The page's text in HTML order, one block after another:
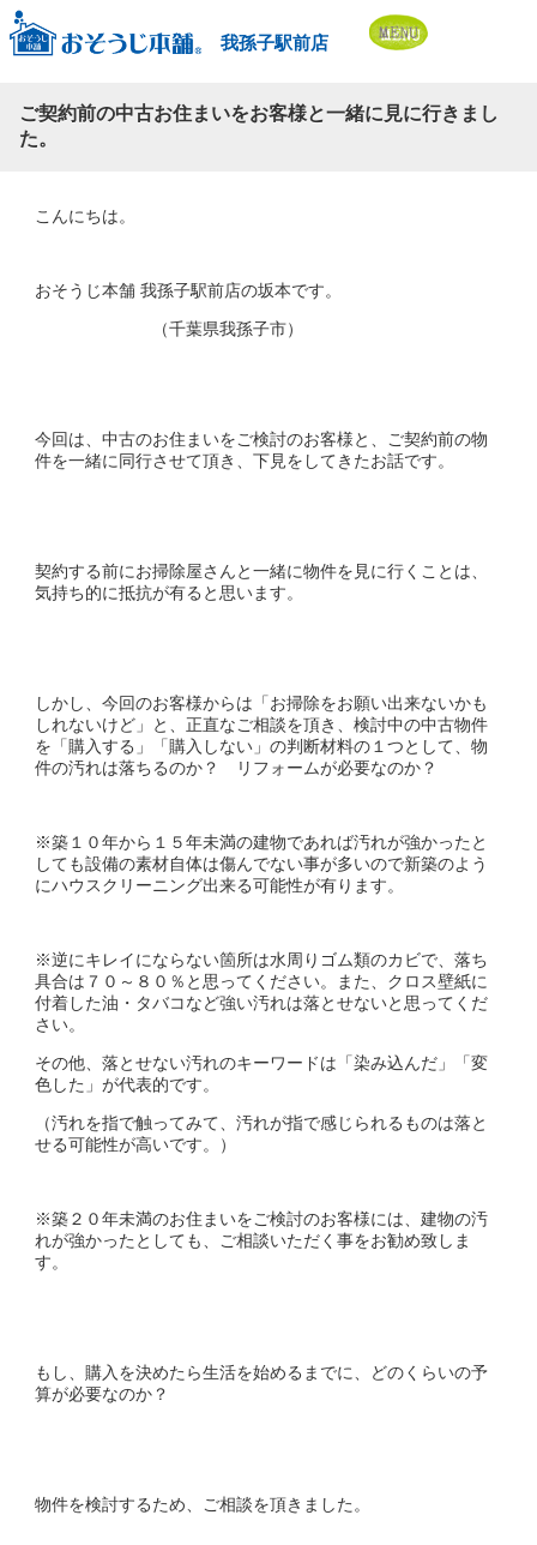
我孫子駅前店
ご契約前の中古お住まいをお客様と一緒に見に行きまし
た。
こんにちは。
おそうじ本舗 我孫子駅前店の坂本です。
（千葉県我孫子市）
今回は、中古のお住まいをご検討のお客様と、ご契約前の物
件を一緒に同行させて頂き、下見をしてきたお話です。
契約する前にお掃除屋さんと一緒に物件を見に行くことは、
気持ち的に抵抗が有ると思います。
しかし、今回のお客様からは「お掃除をお願い出来ないかも
しれないけど」と、正直なご相談を頂き、検討中の中古物件
を「購入する」「購入しない」の判断材料の１つとして、物
件の汚れは落ちるのか？ リフォームが必要なのか？
※築１０年から１５年未満の建物であれば汚れが強かったと
しても設備の素材自体は傷んでない事が多いので新築のよう
にハウスクリーニング出来る可能性が有ります。
※逆にキレイにならない箇所は水周りゴム類のカビで、落ち
具合は７０～８０％と思ってください。また、クロス壁紙に
付着した油・タバコなど強い汚れは落とせないと思ってくだ
さい。
その他、落とせない汚れのキーワードは「染み込んだ」「変
色した」が代表的です。
（汚れを指で触ってみて、汚れが指で感じられるものは落と
せる可能性が高いです。）
※築２０年未満のお住まいをご検討のお客様には、建物の汚
れが強かったとしても、ご相談いただく事をお勧め致しま
す。
もし、購入を決めたら生活を始めるまでに、どのくらいの予
算が必要なのか？
物件を検討するため、ご相談を頂きました。